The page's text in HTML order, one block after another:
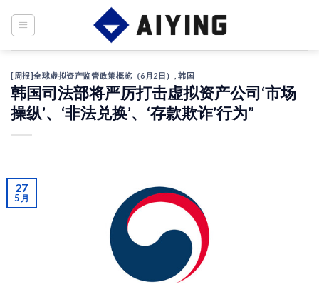
[周报]全球虚拟资产监管政策概览（6月2日） ,韩国
韩国司法部将严厉打击虚拟资产公司‘市场
操纵’、‘非法兑换’、‘存款欺诈’行为”
27
5 月